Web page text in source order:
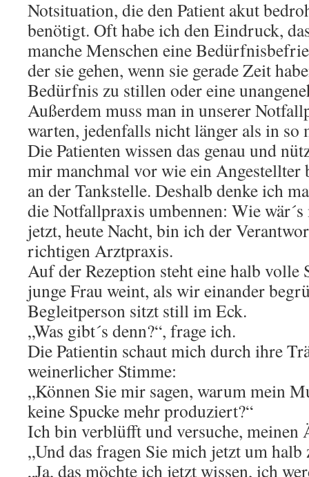
Notsituation, die den Patient akut
benötigt. Oft habe ich den Eindruck,
manche Menschen eine
der sie gehen, wenn sie gerade Zeit
Bedürfnis zu stillen oder eine
Außerdem muss man in unserer
warten, jedenfalls nicht länger als in so
Die Patienten wissen das genau und
mir manchmal vor wie ein Angestellter
an der Tankstelle. Deshalb denke ich
die Notfallpraxis umbennen: Wie
jetzt, heute Nacht, bin ich der
richtigen Arztpraxis.
Auf der Rezeption steht eine halb volle
junge Frau weint, als wir einander
Begleitperson sitzt still im Eck.
„Was gibt´s denn?“, frage ich.
Die Patientin schaut mich durch ihre
weinerlicher Stimme:
„Können Sie mir sagen, warum mein
keine Spucke mehr produziert?“
Ich bin verblüfft und versuche, meinen
„Und das fragen Sie mich jetzt um halb
„Ja, das möchte ich jetzt wissen, ich